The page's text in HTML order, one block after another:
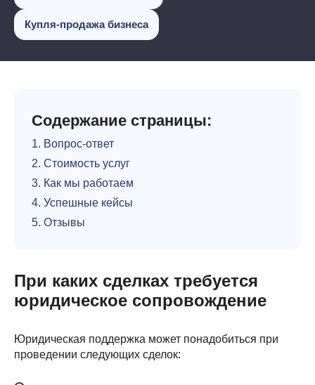
Купля-продажа бизнеса
Содержание страницы:
1. Вопрос-ответ
2. Стоимость услуг
3. Как мы работаем
4. Успешные кейсы
5. Отзывы
При каких сделках требуется
юридическое сопровождение
Юридическая поддержка может понадобиться при
проведении следующих сделок: